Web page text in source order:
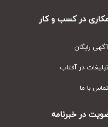
در کسب و کار
رایگان
در آفتاب
با ما
در خبرنامه